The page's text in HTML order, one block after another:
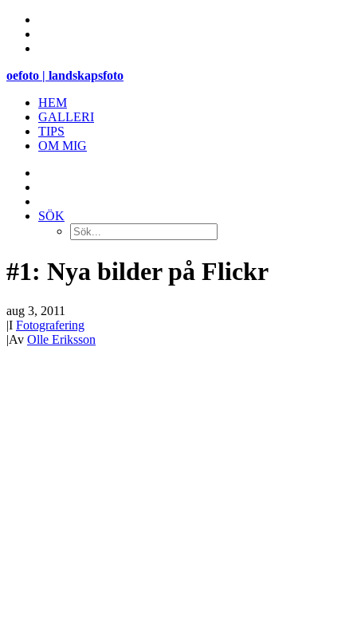
oefoto | landskapsfoto
HEM
GALLERI
TIPS
OM MIG
SÖK
#1: Nya bilder på Flickr
aug 3, 2011
|I Fotografering
|Av Olle Eriksson